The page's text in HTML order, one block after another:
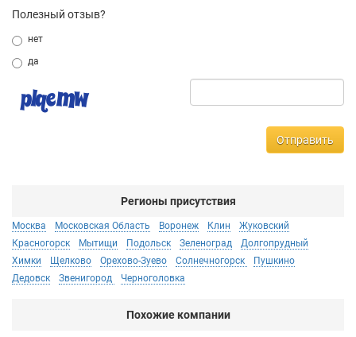
Полезный отзыв?
нет
да
Отправить
Регионы присутствия
Москва Московская Область Воронеж Клин
Жуковский
Красногорск
Мытищи Подольск Зеленоград
Долгопрудный
Химки
Щелково Орехово-Зуево Солнечногорск
Пушкино
Дедовск
Звенигород Черноголовка
Похожие компании